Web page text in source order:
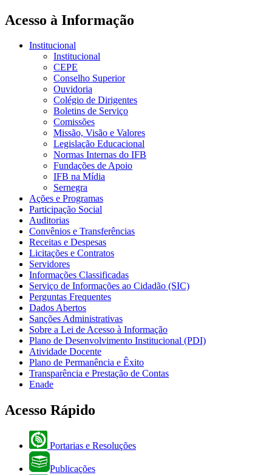
Acesso à Informação
Institucional
Institucional
CEPE
Conselho Superior
Ouvidoria
Colégio de Dirigentes
Boletins de Serviço
Comissões
Missão, Visão e Valores
Legislação Educacional
Normas Internas do IFB
Fundações de Apoio
IFB na Mídia
Sernegra
Ações e Programas
Participação Social
Auditorias
Convênios e Transferências
Receitas e Despesas
Licitações e Contratos
Servidores
Informações Classificadas
Serviço de Informações ao Cidadão (SIC)
Perguntas Frequentes
Dados Abertos
Sanções Administrativas
Sobre a Lei de Acesso à Informação
Plano de Desenvolvimento Institucional (PDI)
Atividade Docente
Plano de Permanência e Êxito
Transparência e Prestação de Contas
Enade
Acesso Rápido
Portarias e Resoluções
Publicações